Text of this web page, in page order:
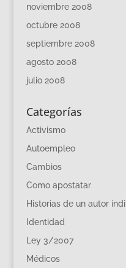
noviembre 2008
octubre 2008
septiembre 2008
agosto 2008
julio 2008
Categorías
Activismo
Autoempleo
Cambios
Como apostatar
Historias de un autor indi
Identidad
Ley 3/2007
Médicos